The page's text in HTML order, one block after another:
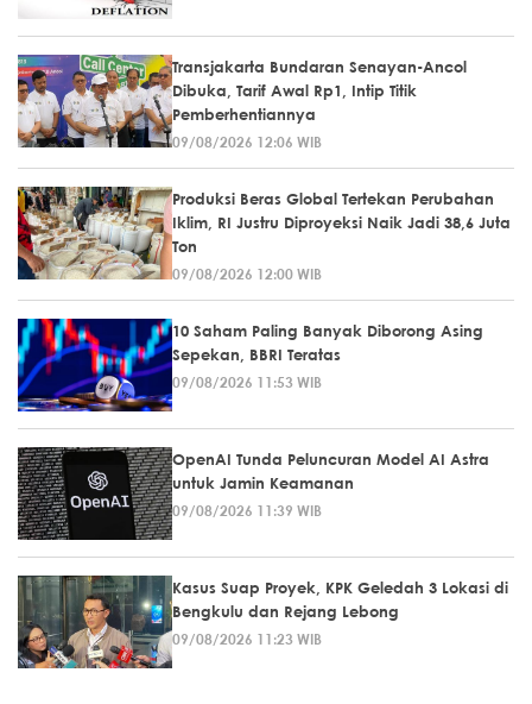
Transjakarta Bundaran Senayan-Ancol
Dibuka, Tarif Awal Rp1, Intip Titik
Pemberhentiannya
09/08/2026 12:06 WIB
Produksi Beras Global Tertekan Perubahan
Iklim, RI Justru Diproyeksi Naik Jadi 38,6 Juta
Ton
09/08/2026 12:00 WIB
10 Saham Paling Banyak Diborong Asing
Sepekan, BBRI Teratas
09/08/2026 11:53 WIB
OpenAI Tunda Peluncuran Model AI Astra
untuk Jamin Keamanan
09/08/2026 11:39 WIB
Kasus Suap Proyek, KPK Geledah 3 Lokasi di
Bengkulu dan Rejang Lebong
09/08/2026 11:23 WIB